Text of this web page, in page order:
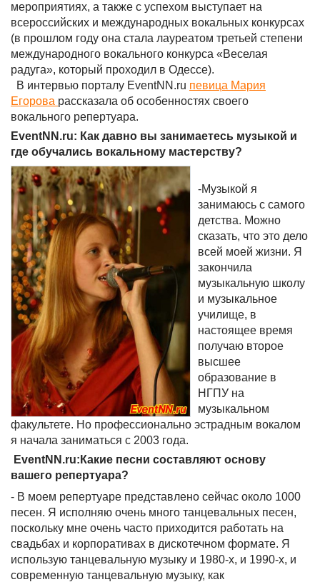
мероприятиях, а также с успехом выступает на
всероссийских и международных вокальных конкурсах
(в прошлом году она стала лауреатом третьей степени
международного вокального конкурса «Веселая
радуга», который проходил в Одессе).
В интервью порталу EventNN.ru певица Мария
Егорова рассказала об особенностях своего
вокального репертуара.
EventNN.ru: Как давно вы занимаетесь музыкой и
где обучались вокальному мастерству?
-Музыкой я
занимаюсь с самого
детства. Можно
сказать, что это дело
всей моей жизни. Я
закончила
музыкальную школу
и музыкальное
училище, в
настоящее время
получаю второе
высшее
образование в
НГПУ на
музыкальном
факультете. Но профессионально эстрадным вокалом
я начала заниматься с 2003 года.
EventNN.ru:Какие песни составляют основу
вашего репертуара?
- В моем репертуаре представлено сейчас около 1000
песен. Я исполняю очень много танцевальных песен,
поскольку мне очень часто приходится работать на
свадьбах и корпоративах в дискотечном формате. Я
использую танцевальную музыку и 1980-х, и 1990-х, и
современную танцевальную музыку, как